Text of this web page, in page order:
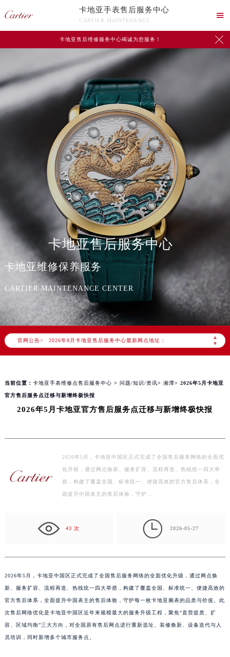
卡地亚手表售后服务中心
CARTIER MAINTENANCE

卡地亚售后维修服务中心竭诚为您服务！ 
卡地亚售后服务中心
卡地亚维修保养服务
CARTIER MAINTENANCE CENTER
官网公告>
▲
▼
2026年8月卡地亚中国区售后服务网络优化升级公告
2026年8月卡地亚全国官方售后客户服务热线：400-992-3692
卡地亚官方全国统一服务热线400-992-3692，服务覆盖中国大陆、香港、澳门、台湾全部区域（非大陆需加拨“+86”）
2026年8月卡地亚售后服务中心最新网点地址：
北京市东城区东长安街1号东方广场写字楼W3座6层602室（需提前预约）
上海市徐汇区虹桥路3号港汇中心写字楼2座37层3705室（需提前预约）
南京市秦淮区中山南路1号（新街口）南京中心写字楼22层C1-1室（需提前预约）
扬州市邗江区国展路29号星耀天地写字楼1号楼18层1803室（需提前预约）
盐城市盐都区世纪大道5号盐城金融城写字楼1号楼16层1604室（需提前预约）
泰州市海陵区永定东路399号置地商务中心东塔写字楼（华润万象城）17层1706室（需提前预约）
嘉兴市南湖区广益路705号嘉兴世界贸易中心写字楼A座13层1304室（需提前预约）
济南市历下区经十路11111号华润中心写字楼（万象城）15层1508室（需提前预约）
广州市天河区天河路230号万菱汇国际中心写字楼A塔7层704室（需提前预约）
广州市越秀区环市东路371-375号世界贸易中心大厦南塔写字楼15层07室（需提前预约）
深圳市罗湖区深南东路5001号华润大厦写字楼17层1701室（需提前预约）
心介绍 联系我们
当前位置： 卡地亚手表维修点售后服务中心 > 问题/知识/资讯> 湘潭> 2026年5月卡地亚
官方售后服务点迁移与新增终极快报
2026年5月卡地亚官方售后服务点迁移与新增终极快报
2026年5月，卡地亚中国区正式完成了全国售后服务网络的全面优
化升级，通过网点焕新、服务扩容、流程再造、热线统一四大举
措，构建了覆盖全国、标准统一、便捷高效的官方售后体系，全
面提升中国表主的售后体验，守护…
43 次  2026-05-27
2026年5月，卡地亚中国区正式完成了全国售后服务网络的全面优化升级，通过网点焕
新、服务扩容、流程再造、热线统一四大举措，构建了覆盖全国、标准统一、便捷高效的
官方售后体系，全面提升中国表主的售后体验，守护每一枚卡地亚腕表的品质与价值。此
次售后网络优化是卡地亚中国区近年来规模最大的服务升级工程，聚焦“直营提质、扩
容、区域均衡”三大方向，对全国原有售后网点进行重新选址、装修焕新、设备迭代与人
员培训，同时新增多个城市服务点。